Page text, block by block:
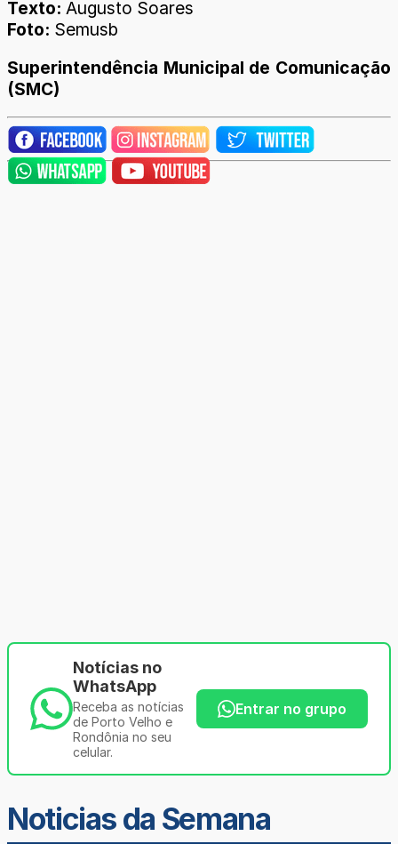
Texto: Augusto Soares
Foto: Semusb
Superintendência Municipal de Comunicação
(SMC)
Notícias no
WhatsApp
Receba as notícias
de Porto Velho e
Rondônia no seu
celular.
Entrar no grupo
Noticias da Semana